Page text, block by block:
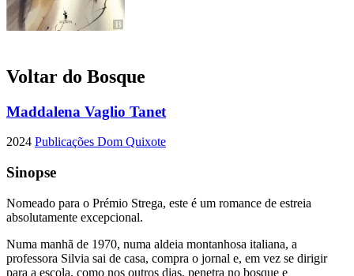
Voltar do Bosque
Maddalena Vaglio Tanet
2024 Publicações Dom Quixote
Sinopse
Nomeado para o Prémio Strega, este é um romance de estreia
absolutamente excepcional.
Numa manhã de 1970, numa aldeia montanhosa italiana, a
professora Silvia sai de casa, compra o jornal e, em vez se dirigir
para a escola, como nos outros dias, penetra no bosque e